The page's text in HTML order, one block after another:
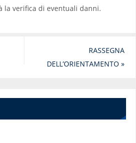
la verifica di eventuali danni.
RASSEGNA
DELL’ORIENTAMENTO»